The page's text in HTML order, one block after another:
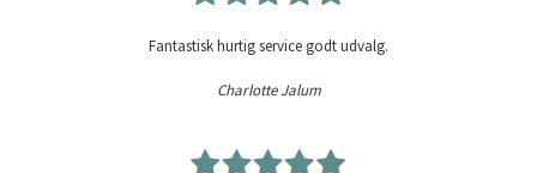
Fantastisk hurtig service godt udvalg.
Charlotte Jalum